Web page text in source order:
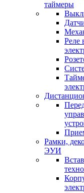
таймеры
Реле
Рамки,
ЭУИ